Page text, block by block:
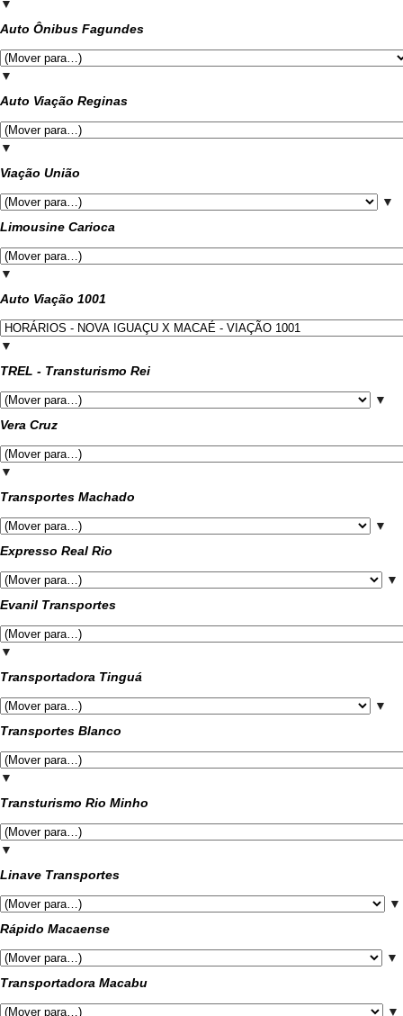
▼
Auto Ônibus Fagundes
▼
Auto Viação Reginas
▼
Viação União
▼
Limousine Carioca
▼
Auto Viação 1001
▼
TREL - Transturismo Rei
▼
Vera Cruz
▼
Transportes Machado
▼
Expresso Real Rio
▼
Evanil Transportes
▼
Transportadora Tinguá
▼
Transportes Blanco
▼
Transturismo Rio Minho
▼
Linave Transportes
▼
Rápido Macaense
▼
Transportadora Macabu
▼